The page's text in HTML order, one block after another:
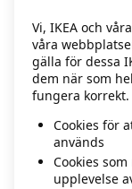
Vi, IKEA och
våra
gälla för dessa
dem när som
fungera korrekt.
Cookies för
används
Cookies
upplevelse